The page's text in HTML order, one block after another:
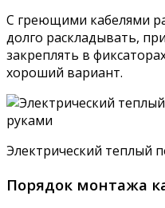
С греющими кабелями
долго раскладывать,
закреплять в
хороший вариант.
Электрический теплый
Порядок монтажа